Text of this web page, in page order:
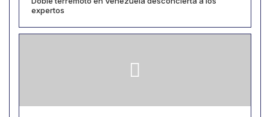
expertos